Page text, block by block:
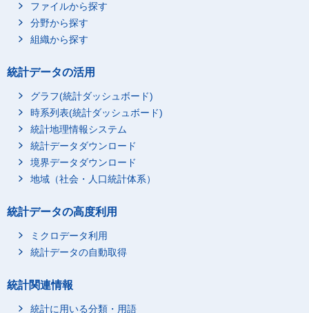
ファイルから探す
分野から探す
組織から探す
統計データの活用
グラフ(統計ダッシュボード)
時系列表(統計ダッシュボード)
統計地理情報システム
統計データダウンロード
境界データダウンロード
地域（社会・人口統計体系）
統計データの高度利用
ミクロデータ利用
統計データの自動取得
統計関連情報
統計に用いる分類・用語